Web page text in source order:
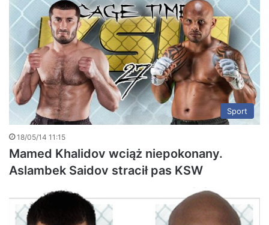
Sport
18/05/14 11:15
Mamed Khalidov wciąż niepokonany.
Aslambek Saidov stracił pas KSW